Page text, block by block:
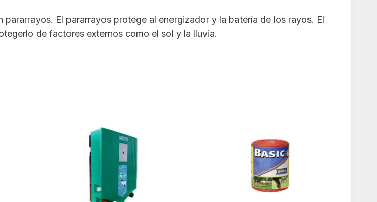
El pararrayos protege al energizador y la batería de los rayos. El
de factores externos como el sol y la lluvia.